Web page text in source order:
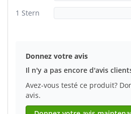
1 Stern
Donnez votre avis
Il n'y a pas encore d'avis
Avez-vous testé ce produit?
avis.